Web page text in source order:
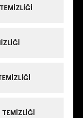
TEMIZLIĞI